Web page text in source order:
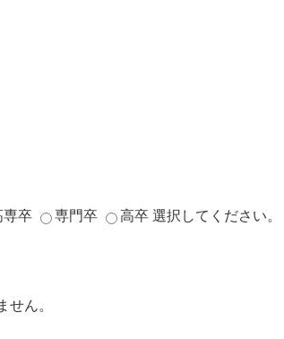
専卒 専門卒 高卒 選択してください。
ん。